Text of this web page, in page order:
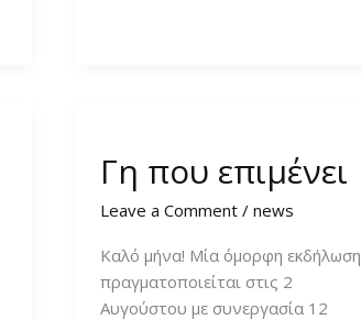
Γη που επιμένει
Leave a Comment /news
Καλό μήνα! Μία όμορφη εκδήλωση
πραγματοποιείται στις 2
Αυγούστου με συνεργασία 12